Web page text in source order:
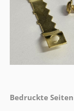
Bedruckte Seiten